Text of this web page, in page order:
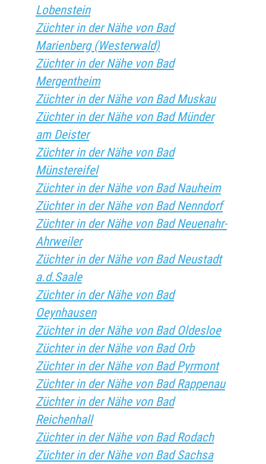
Lobenstein
Züchter in der Nähe von Bad
Marienberg (Westerwald)
Züchter in der Nähe von Bad
Mergentheim
Züchter in der Nähe von Bad Muskau
Züchter in der Nähe von Bad Münder
am Deister
Züchter in der Nähe von Bad
Münstereifel
Züchter in der Nähe von Bad Nauheim
Züchter in der Nähe von Bad Nenndorf
Züchter in der Nähe von Bad Neuenahr-
Ahrweiler
Züchter in der Nähe von Bad Neustadt
a.d.Saale
Züchter in der Nähe von Bad
Oeynhausen
Züchter in der Nähe von Bad Oldesloe
Züchter in der Nähe von Bad Orb
Züchter in der Nähe von Bad Pyrmont
Züchter in der Nähe von Bad Rappenau
Züchter in der Nähe von Bad
Reichenhall
Züchter in der Nähe von Bad Rodach
Züchter in der Nähe von Bad Sachsa